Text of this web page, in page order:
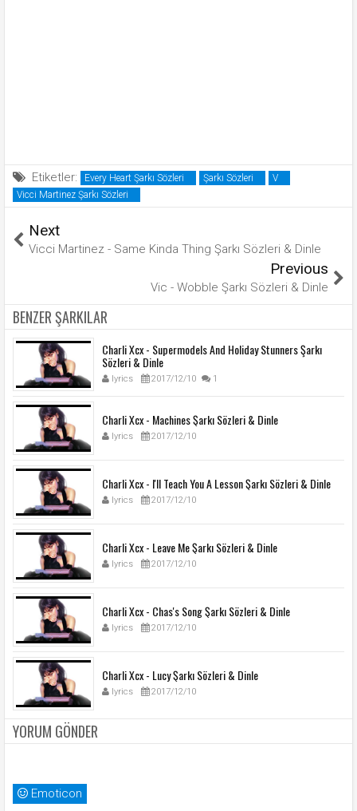
Etiketler: Every Heart Şarkı Sözleri Şarkı Sözleri
V
Vicci Martinez Şarkı Sözleri
Next
Vicci Martinez - Same Kinda Thing Şarkı Sözleri & Dinle
Previous
Vic - Wobble Şarkı Sözleri & Dinle
BENZER ŞARKILAR
Charli Xcx - Supermodels And Holiday Stunners Şarkı
Sözleri & Dinle
lyrics 2017/12/10 1
Charli Xcx - Machines Şarkı Sözleri & Dinle
lyrics 2017/12/10
Charli Xcx - I'll Teach You A Lesson Şarkı Sözleri & Dinle
lyrics 2017/12/10
Charli Xcx - Leave Me Şarkı Sözleri & Dinle
lyrics 2017/12/10
Charli Xcx - Chas's Song Şarkı Sözleri & Dinle
lyrics 2017/12/10
Charli Xcx - Lucy Şarkı Sözleri & Dinle
lyrics 2017/12/10
YORUM GÖNDER
Emoticon